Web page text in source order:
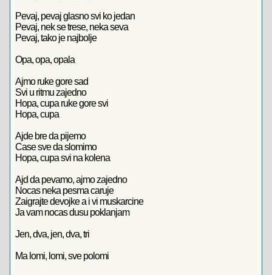
Pevaj, pevaj glasno svi ko jedan
Pevaj, nek se trese, neka seva
Pevaj, tako je najbolje
Opa, opa, opala
Ajmo ruke gore sad
Svi u ritmu zajedno
Hopa, cupa ruke gore svi
Hopa, cupa
Ajde bre da pijemo
Case sve da slomimo
Hopa, cupa svi na kolena
Ajd da pevamo, ajmo zajedno
Nocas neka pesma caruje
Zaigrajte devojke a i vi muskarcine
Ja vam nocas dusu poklanjam
Jen, dva, jen, dva, tri
Ma lomi, lomi, sve polomi